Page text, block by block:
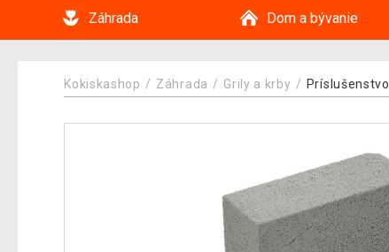
Záhrada Dom a bývanie
Kokiskashop Záhrada Grily a krby Príslušenstvo